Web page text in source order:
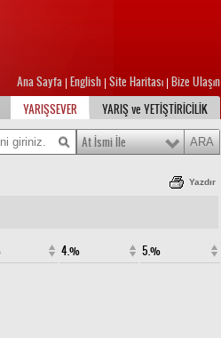
Ana Sayfa English Site Haritası Bize Ulaşın
YARIŞSEVER YARIŞ ve YETİŞTİRİCİLİK
At İsmi İle
Yazdır
4.% 5.%